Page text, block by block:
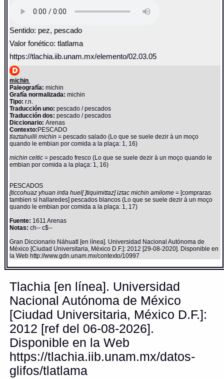
Sentido: pez, pescado
Valor fonético: tlatlama
https://tlachia.iib.unam.mx/elemento/02.03.05
michin
Paleografía: michin
Grafía normalizada: michin
Tipo: r.n.
Traducción uno: pescado / pescados
Traducción dos: pescado / pescados
Diccionario:Arenas
Contexto: PESCADO
tlaztahuilli michin= pescado salado (Lo que se suele dezir à un moço
quando le embian por comida a la plaça: 1, 16)
michin celtic= pescado fresco (Lo que se suele dezir à un moço quando le
embian por comida a la plaça: 1, 16)
PESCADOS
[ticcohuaz yhuan intla huel[ ]tiquimittaz] iztac michin amilome= [compraras
tambien si hallaredes] pescados blancos (Lo que se suele dezir à un moço
quando le embian por comida a la plaça: 1, 17)
Fuente: 1611 Arenas
Notas: ch-- c$--
Gran Diccionario Náhuatl [en línea]. Universidad Nacional Autónoma de
México [Ciudad Universitaria, México D.F.]: 2012 [29-08-2020]. Disponible en
la Web http://www.gdn.unam.mx/contexto/10997
Tlachia [en línea]. Universidad
Nacional Autónoma de México
[Ciudad Universitaria, México D.F.]:
2012 [ref del 06-08-2026].
Disponible en la Web
https://tlachia.iib.unam.mx/datos-
glifos/tlatlama